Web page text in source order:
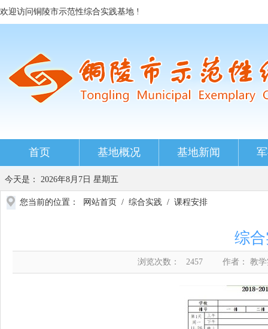
欢迎访问铜陵市示范性综合实践基地 !
首页 基地概况 基地新闻
今天是： 2026年8月7日 星期五
您当前的位置： 网站首页 / 综合实践 / 课程安排
综
浏览次数： 2457 作者： 教